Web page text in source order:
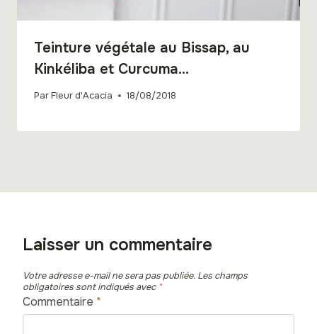
Teinture végétale au Bissap, au
Kinkéliba et Curcuma…
ParFleur d'Acacia 18/08/2018
Laisser un commentaire
Votre adresse e-mail ne sera pas publiée. Les champs
obligatoires sont indiqués avec *
Commentaire *